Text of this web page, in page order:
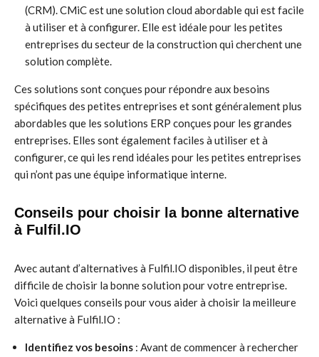
(CRM). CMiC est une solution cloud abordable qui est facile
à utiliser et à configurer. Elle est idéale pour les petites
entreprises du secteur de la construction qui cherchent une
solution complète.
Ces solutions sont conçues pour répondre aux besoins
spécifiques des petites entreprises et sont généralement plus
abordables que les solutions ERP conçues pour les grandes
entreprises. Elles sont également faciles à utiliser et à
configurer, ce qui les rend idéales pour les petites entreprises
qui n’ont pas une équipe informatique interne.
Conseils pour choisir la bonne alternative
à Fulfil.IO
Avec autant d’alternatives à Fulfil.IO disponibles, il peut être
difficile de choisir la bonne solution pour votre entreprise.
Voici quelques conseils pour vous aider à choisir la meilleure
alternative à Fulfil.IO :
Identifiez vos besoins : Avant de commencer à rechercher